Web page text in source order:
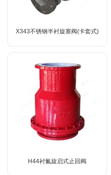
X343不锈钢半衬旋塞阀(卡套式)
H44衬氟旋启式止回阀